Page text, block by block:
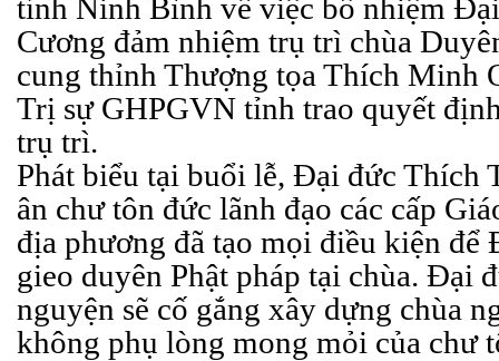
tỉnh Ninh Bình về việc bổ nhiệm
Cương đảm nhiệm trụ trì chùa
cung thỉnh Thượng tọa Thích Minh
Trị sự GHPGVN tỉnh trao quyết
trụ trì.
Phát biểu tại buổi lễ, Đại đức Thích
ân chư tôn đức lãnh đạo các cấp
địa phương đã tạo mọi điều kiện để
gieo duyên Phật pháp tại chùa. Đại
nguyện sẽ cố gắng xây dựng chùa
không phụ lòng mong mỏi của chư